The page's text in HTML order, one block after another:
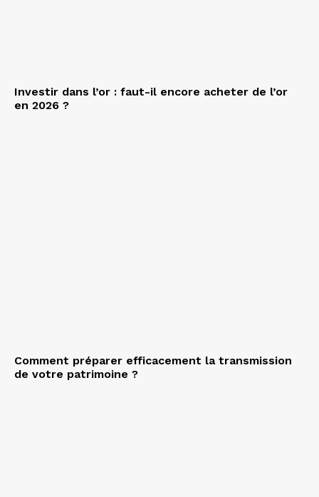
Investir dans l’or : faut-il encore acheter de l’or
en 2026 ?
Comment préparer efficacement la transmission
de votre patrimoine ?